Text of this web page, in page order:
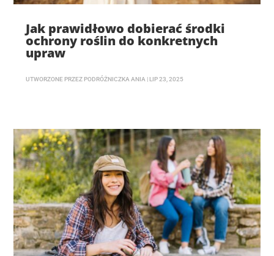
Jak prawidłowo dobierać środki
ochrony roślin do konkretnych
upraw
UTWORZONE PRZEZ PODRÓŻNICZKA ANIA | LIP 23, 2025